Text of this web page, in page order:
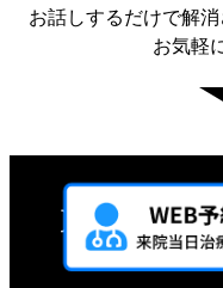
お話しするだけで解
お気軽